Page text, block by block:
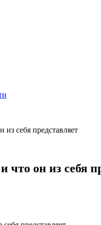
себя представляет
что он из себя